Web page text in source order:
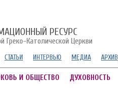
РЕСУРС
Греко-Католической Церкви
СТАТЬИ ИНТЕРВЬЮ МЕДИА АРХИВ
И ОБЩЕСТВО ДУХОВНОСТЬ